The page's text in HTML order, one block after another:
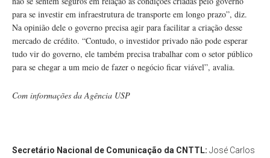
para se investir em infraestrutura de transporte em longo prazo”, diz.
Na opinião dele o governo precisa agir para facilitar a criação desse
mercado de crédito. “Contudo, o investidor privado não pode esperar
tudo vir do governo, ele também precisa trabalhar com o setor público
para se chegar a um meio de fazer o negócio ficar viável”, avalia.
Com informações da Agência USP
Secretário Nacional de Comunicação da CNTTL: José Carlos